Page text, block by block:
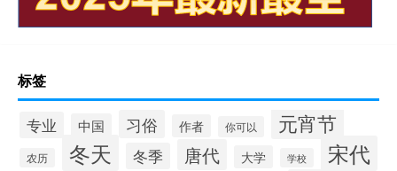
标签
专业 中国 习俗 作者 你可以 元宵节
农历 冬天 冬季 唐代 大学 学校 宋代